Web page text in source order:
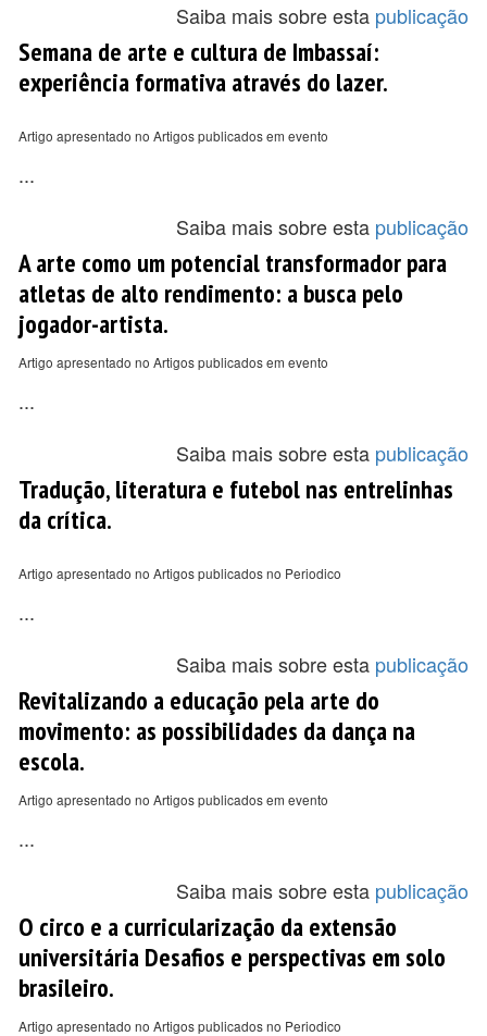
Saiba mais sobre esta publicação
Semana de arte e cultura de Imbassaí:
experiência formativa através do lazer.
Artigo apresentado no Artigos publicados em evento
...
Saiba mais sobre esta publicação
A arte como um potencial transformador para
atletas de alto rendimento: a busca pelo
jogador-artista.
Artigo apresentado no Artigos publicados em evento
...
Saiba mais sobre esta publicação
Tradução, literatura e futebol nas entrelinhas
da crítica.
Artigo apresentado no Artigos publicados no Periodico
...
Saiba mais sobre esta publicação
Revitalizando a educação pela arte do
movimento: as possibilidades da dança na
escola.
Artigo apresentado no Artigos publicados em evento
...
Saiba mais sobre esta publicação
O circo e a curricularização da extensão
universitária Desafios e perspectivas em solo
brasileiro.
Artigo apresentado no Artigos publicados no Periodico